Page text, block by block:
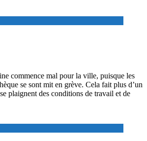
commence mal pour la ville, puisque les
se sont mit en grève. Cela fait plus d’un
plaignent des conditions de travail et de